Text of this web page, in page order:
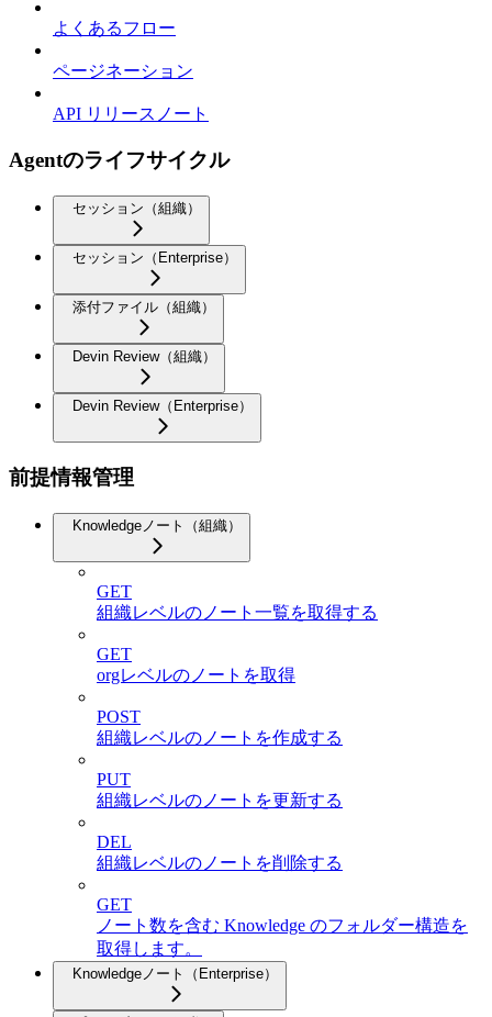
よくあるフロー
ページネーション
API リリースノート
Agentのライフサイクル
セッション（組織）
セッション（Enterprise）
添付ファイル（組織）
Devin Review（組織）
Devin Review（Enterprise）
前提情報管理
Knowledgeノート（組織）
GET
組織レベルのノート一覧を取得する
GET
orgレベルのノートを取得
POST
組織レベルのノートを作成する
PUT
組織レベルのノートを更新する
DEL
組織レベルのノートを削除する
GET
ノート数を含む Knowledge のフォルダー構造を
取得します。
Knowledgeノート（Enterprise）